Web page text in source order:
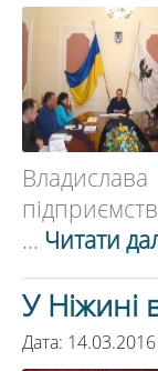
... Читати
У Ніжині
Дата: